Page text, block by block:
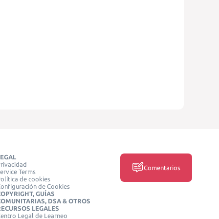
Terms
de cookies
de Cookies
GUÍAS
DSA & OTROS
LEGALES
Legal de Learneo
Comentarios